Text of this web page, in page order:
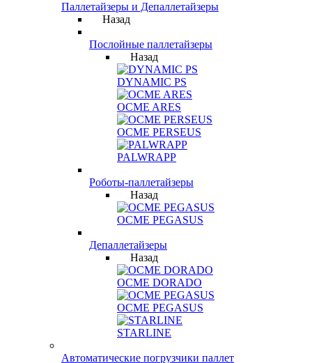
Паллетайзеры и Депаллетайзеры
Назад
Послойные паллетайзеры
Назад
DYNAMIC PS
OCME ARES
OCME PERSEUS
PALWRAPP
Роботы-паллетайзеры
Назад
OCME PEGASUS
Депаллетайзеры
Назад
OCME DORADO
OCME PEGASUS
STARLINE
Автоматические погрузчики паллет